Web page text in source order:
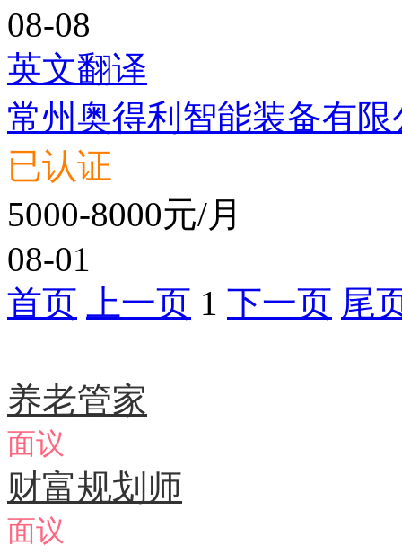
08-08
英文翻译
常州奥得利智能装备有限
已认证
5000-8000元/月
08-01
首页
上一页 1 下一页 尾
养老管家
面议
财富规划师
面议